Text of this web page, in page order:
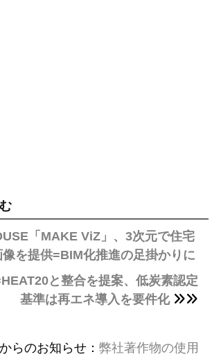
「MAKE ViZ」、3次元で住宅
を提供=BIM化推進の足掛かりに
と整合を提案、低炭素認定
基準は再エネ導入を要件化
らのお知らせ： 弊社著作物の使用